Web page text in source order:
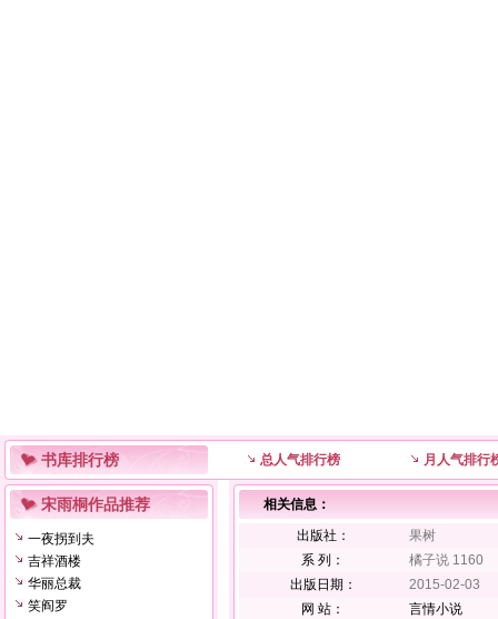
书库排行榜 总人气排行榜 月人气排行
宋雨桐作品推荐
一夜拐到夫
吉祥酒楼
华丽总裁
笑阎罗
相关信息：
出版社：
果树
系 列：
橘子说 1160
出版日期：
2015-02-03
网 站：
言情小说